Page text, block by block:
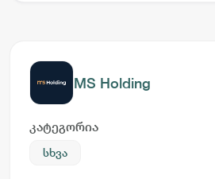
MS Holding
კატეგორია
სხვა